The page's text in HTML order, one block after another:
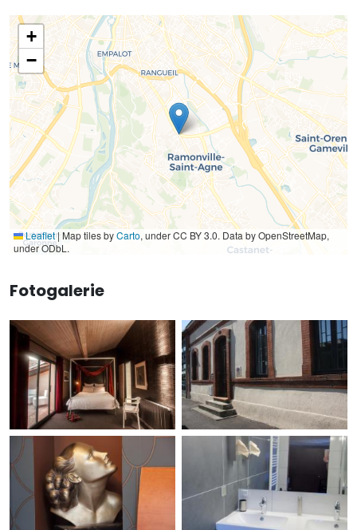
+
−
Leaflet|Map tiles byCarto, under CC BY 3.0. Data by OpenStreetMap,
under ODbL.
Fotogalerie